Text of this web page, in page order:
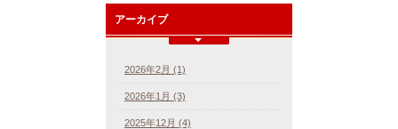
アーカイブ
2026年2月 (1)
2026年1月 (3)
2025年12月 (4)